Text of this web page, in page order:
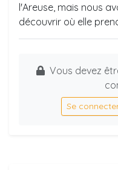
l'Areuse, mais nous
découvrir où elle
Vous devez
Se